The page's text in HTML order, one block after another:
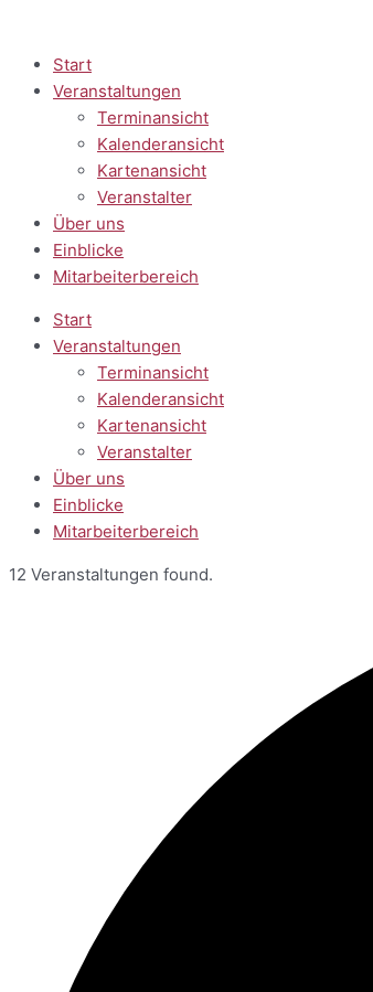
springen
Start
Veranstaltungen
Terminansicht
Kalenderansicht
Kartenansicht
Veranstalter
Über uns
Einblicke
Mitarbeiterbereich
Start
Veranstaltungen
Terminansicht
Kalenderansicht
Kartenansicht
Veranstalter
Über uns
Einblicke
Mitarbeiterbereich
12 Veranstaltungen found.